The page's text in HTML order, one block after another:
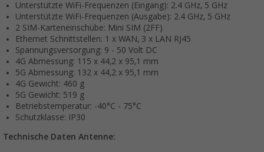
Unterstützte WiFi-Frequenzen (Eingang): 2.4 GHz, 5 GHz
Unterstützte WiFi-Frequenzen (Ausgabe): 2.4 GHz, 5 GHz
2 SIM-Karteneinschübe: Mini SIM (2FF)
Ethernet Schnittstellen: 1 x WAN, 3 x LAN RJ45
Spannungsversorgung: 9 - 50 Volt DC
4G Abmessung: 115 x 44,2 x 95,1 mm
5G Abmessung: 132 x 44,2 x 95,1 mm
4G Gewicht: 460 g
5G Gewicht: 519 g
Betriebstemperatur: -40°C - 75°C
Schutzklasse: IP30
Technische Daten Antenne: